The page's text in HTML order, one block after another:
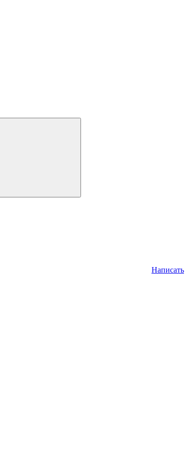
Написать